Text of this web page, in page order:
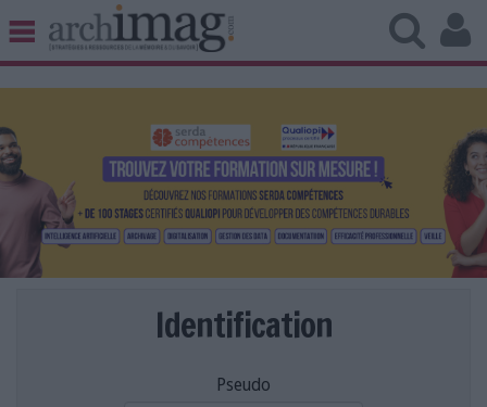
BIBLIOTHÈQUE ÉDITION
UNIVERS DATA
TRAVAIL COLLABORATIF
VIE NUMÉRIQUE
NUMÉRIQUE RESPONSABLE
Identification
Pseudo